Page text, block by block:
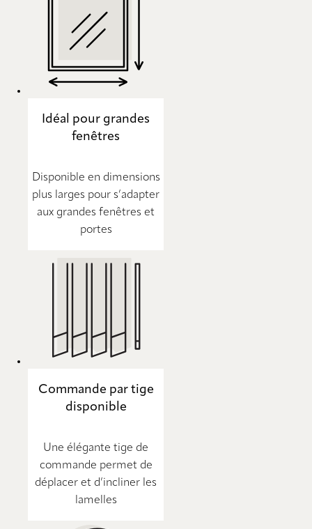
Idéal pour grandes
fenêtres
Disponible en dimensions
plus larges pour s’adapter
aux grandes fenêtres et
portes
Commande par tige
disponible
Une élégante tige de
commande permet de
déplacer et d’incliner les
lamelles